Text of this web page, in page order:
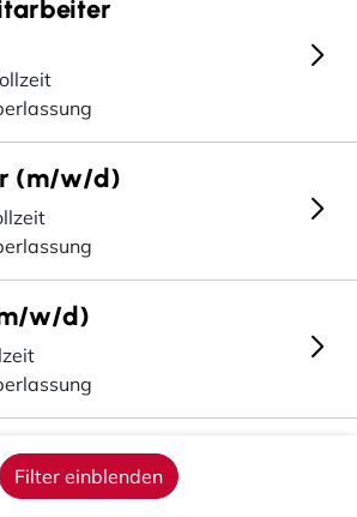
Filter einblenden
(m/w/d)
w/d)
(m/w/d)